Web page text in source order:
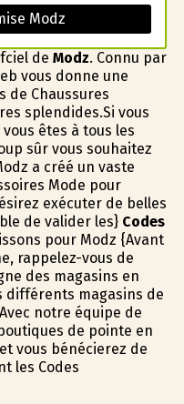
Modz
de Modz. Connu par
vous donne une
de Chaussures
splendides.Si vous
êtes à tous les
sûr vous souhaitez
a créé un vaste
Mode pour
exécuter de belles
de valider les} Codes
pour Modz {Avant
rappelez-vous de
des magasins en
différents magasins de
notre équipe de
de pointe en
vous bénéficierez de
les Codes